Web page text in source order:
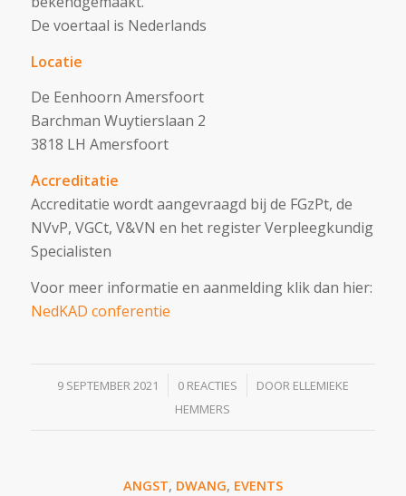
De voertaal is Nederlands
Locatie
De Eenhoorn Amersfoort
Barchman Wuytierslaan 2
3818 LH Amersfoort
Accreditatie
Accreditatie wordt aangevraagd bij de FGzPt, de
NVvP, VGCt, V&VN en het register Verpleegkundig
Specialisten
Voor meer informatie en aanmelding klik dan hier:
NedKAD conferentie
9 SEPTEMBER 2021
/ 0 REACTIES
/ DOOR ELLEMIEKE
HEMMERS
ANGST, DWANG, EVENTS